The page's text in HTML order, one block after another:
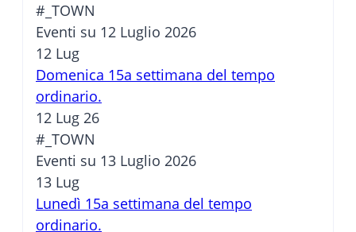
#_TOWN
Eventi su 12 Luglio 2026
12 Lug
Domenica 15a settimana del tempo
ordinario.
12 Lug 26
#_TOWN
Eventi su 13 Luglio 2026
13 Lug
Lunedì 15a settimana del tempo
ordinario.